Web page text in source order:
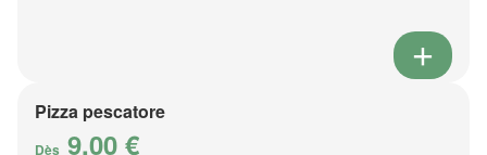
Pizza pescatore
Dès 9.00 €